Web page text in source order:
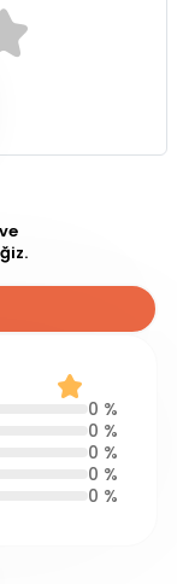
0 %
0 %
0 %
0 %
0 %